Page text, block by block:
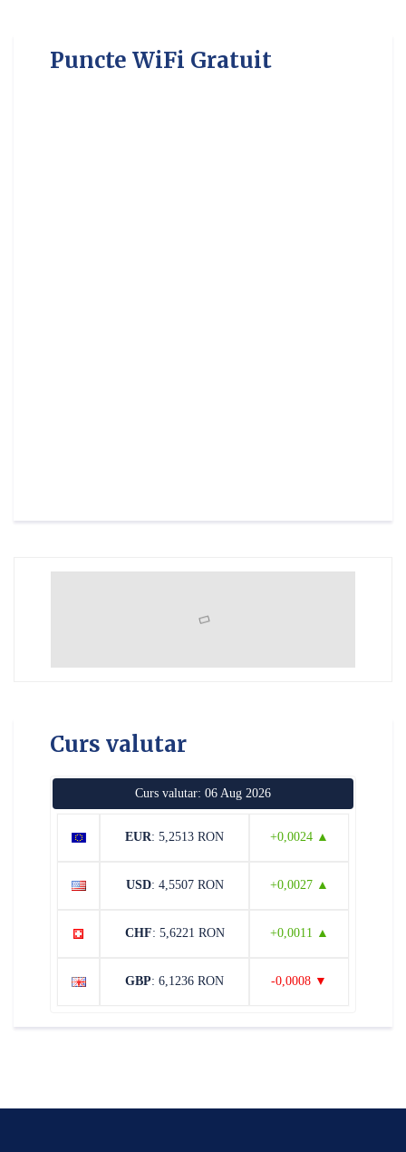
Puncte WiFi Gratuit
Curs valutar
Curs valutar: 06 Aug 2026
EUR: 5,2513 RON +0,0024 ▲
USD: 4,5507 RON +0,0027 ▲
CHF: 5,6221 RON +0,0011 ▲
GBP: 6,1236 RON -0,0008 ▼